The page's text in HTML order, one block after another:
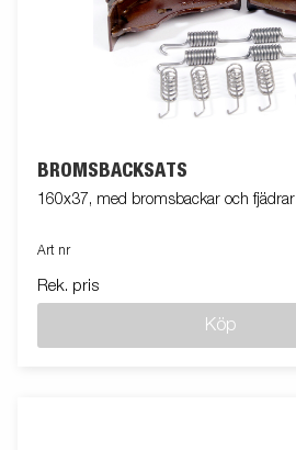
BROMSBACKSATS
160x37, med bromsbackar och fjädrar
Art nr
Rek. pris
Köp